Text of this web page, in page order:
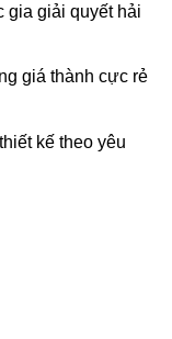
gia giải quyết hải
giá thành cực rẻ
kế theo yêu